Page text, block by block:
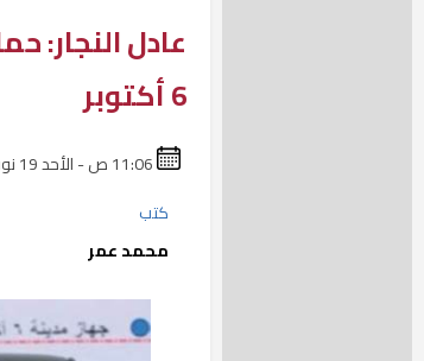
عادل النجار:
6 أكتوبر
كتب
محمد عمر